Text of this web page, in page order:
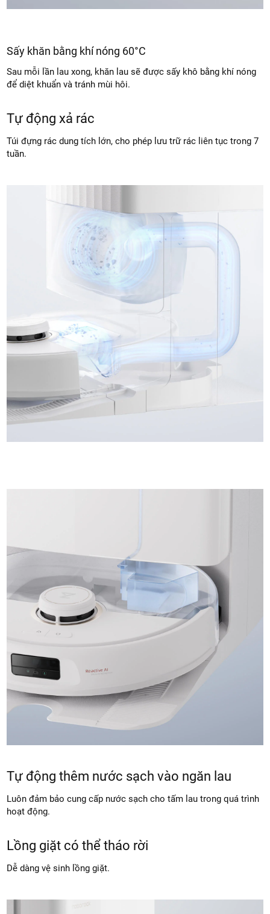
Sấy khăn bằng khí nóng 60°C
Sau mỗi lần lau xong, khăn lau sẽ được sấy khô bằng khí nóng
để diệt khuẩn và tránh mùi hôi.
Tự động xả rác
Túi đựng rác dung tích lớn, cho phép lưu trữ rác liên tục trong 7
tuần.
Tự động thêm nước sạch vào ngăn lau
Luôn đảm bảo cung cấp nước sạch cho tấm lau trong quá trình
hoạt động.
Lồng giặt có thể tháo rời
Dễ dàng vệ sinh lồng giặt.